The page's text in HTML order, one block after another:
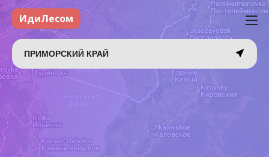
ИдиЛесом
ПРИМОРСКИЙ КРАЙ